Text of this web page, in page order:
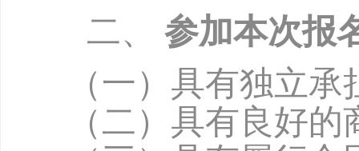
二、 参加本次报
（一）具有独立
（二）具有良好